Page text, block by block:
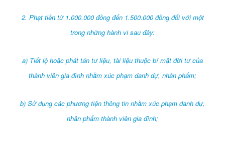
2. Phạt tiền từ 1.000.000 đồng đến 1.500.000 đồng đối với một
trong những hành vi sau đây:
a) Tiết lộ hoặc phát tán tư liệu, tài liệu thuộc bí mật đời tư của
thành viên gia đình nhằm xúc phạm danh dự, nhân phẩm;
b) Sử dụng các phương tiện thông tin nhằm xúc phạm danh dự,
nhân phẩm thành viên gia đình;